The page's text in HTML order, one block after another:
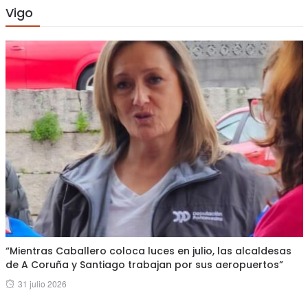
Vigo
“Mientras Caballero coloca luces en julio, las alcaldesas
de A Coruña y Santiago trabajan por sus aeropuertos”
Posted
31 julio 2026